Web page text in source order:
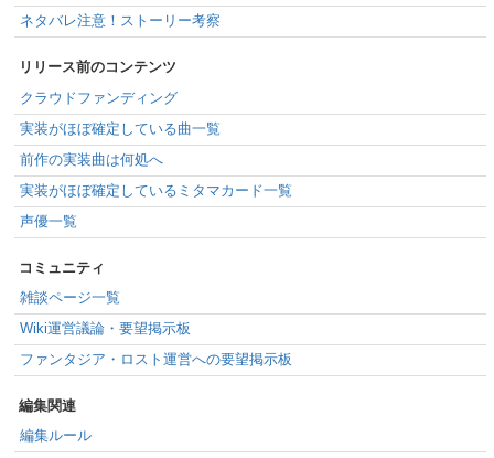
ネタバレ注意！ストーリー考察
リリース前のコンテンツ
クラウドファンディング
実装がほぼ確定している曲一覧
前作の実装曲は何処へ
実装がほぼ確定しているミタマカード一覧
声優一覧
コミュニティ
雑談ページ一覧
Wiki運営議論・要望掲示板
ファンタジア・ロスト運営への要望掲示板
編集関連
編集ルール